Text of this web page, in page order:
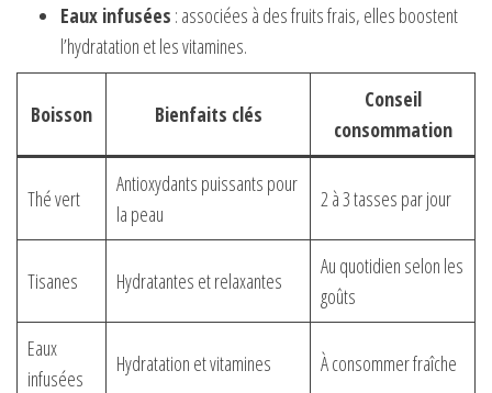
Eaux infusées : associées à des fruits frais, elles boostent
l’hydratation et les vitamines.
Boisson Bienfaits clés
Conseil
consommation
Thé vert
Antioxydants puissants pour
la peau
2 à 3 tasses par jour
Tisanes Hydratantes et relaxantes
Au quotidien selon les
goûts
Eaux
infusées
Hydratation et vitamines À consommer fraîche